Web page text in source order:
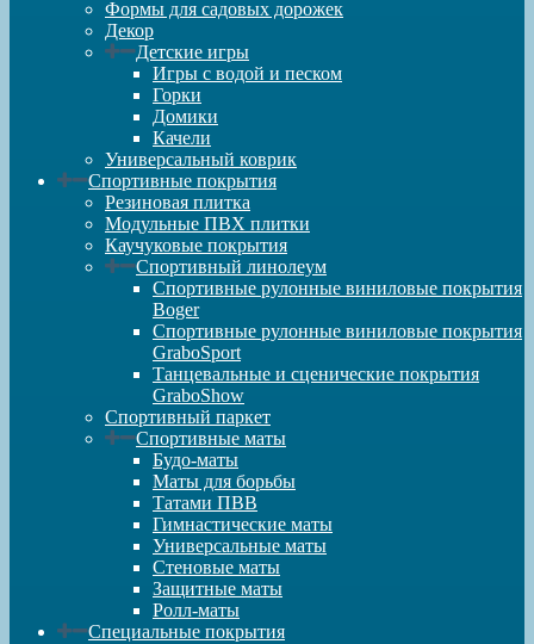
Формы для садовых дорожек
Декор
Детские игры
Игры с водой и песком
Горки
Домики
Качели
Универсальный коврик
Спортивные покрытия
Резиновая плитка
Модульные ПВХ плитки
Каучуковые покрытия
Спортивный линолеум
Спортивные рулонные виниловые покрытия
Boger
Спортивные рулонные виниловые покрытия
GraboSport
Танцевальные и сценические покрытия
GraboShow
Спортивный паркет
Спортивные маты
Будо-маты
Маты для борьбы
Татами ПВВ
Гимнастические маты
Универсальные маты
Стеновые маты
Защитные маты
Ролл-маты
Специальные покрытия